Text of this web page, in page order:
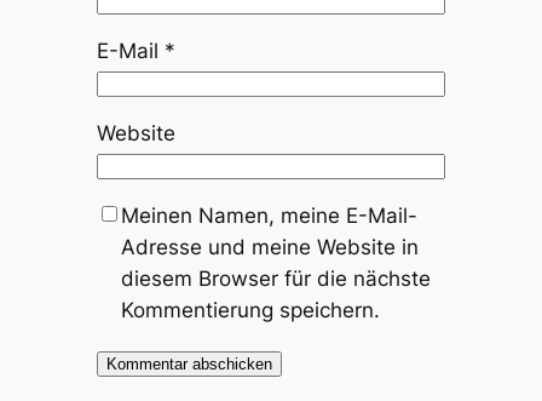
E-Mail *
Website
Meinen Namen, meine E-Mail-
Adresse und meine Website in
diesem Browser für die nächste
Kommentierung speichern.